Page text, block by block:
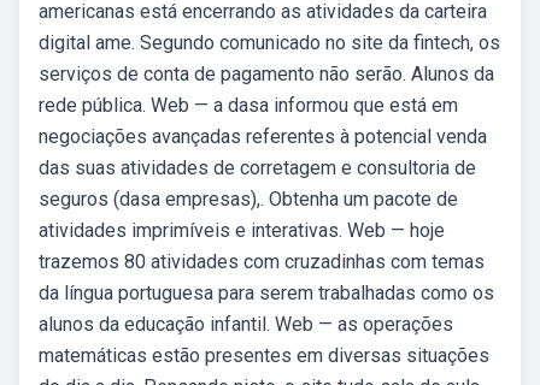
americanas está encerrando as atividades da carteira
digital ame. Segundo comunicado no site da fintech, os
serviços de conta de pagamento não serão. Alunos da
rede pública. Web — a dasa informou que está em
negociações avançadas referentes à potencial venda
das suas atividades de corretagem e consultoria de
seguros (dasa empresas),. Obtenha um pacote de
atividades imprimíveis e interativas. Web — hoje
trazemos 80 atividades com cruzadinhas com temas
da língua portuguesa para serem trabalhadas como os
alunos da educação infantil. Web — as operações
matemáticas estão presentes em diversas situações